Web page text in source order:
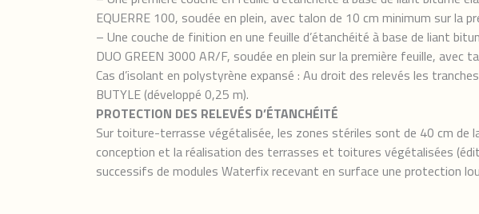
EQUERRE 100, soudée en plein, avec talon de 10 cm minimum sur la
– Une couche de finition en une feuille d’étanchéité à base de liant
DUO GREEN 3000 AR/F, soudée en plein sur la première feuille, avec
Cas d’isolant en polystyrène expansé : Au droit des relevés les
BUTYLE (développé 0,25 m).
PROTECTION DES RELEVÉS D’ÉTANCHÉITÉ
Sur toiture-terrasse végétalisée, les zones stériles sont de 40 cm de
conception et la réalisation des terrasses et toitures végétalisées
successifs de modules Waterfix recevant en surface une protection